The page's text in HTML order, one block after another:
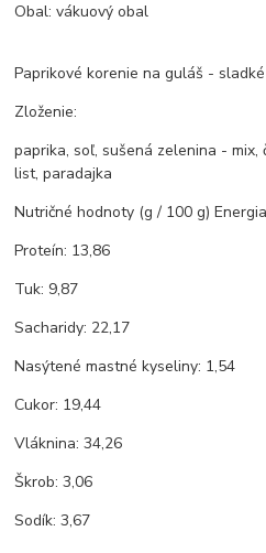
Obal: vákuový obal
Paprikové korenie na guláš - sladké
Zloženie:
paprika, soľ, sušená zelenina -
list, paradajka
Nutričné ​​hodnoty (g / 100 g)
Proteín: 13,86
Tuk: 9,87
Sacharidy: 22,17
Nasýtené mastné kyseliny: 1,54
Cukor: 19,44
Vláknina: 34,26
Škrob: 3,06
Sodík: 3,67